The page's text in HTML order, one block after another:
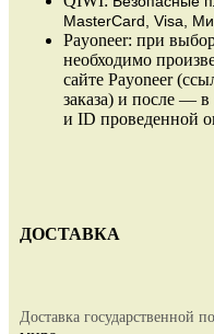
MasterCard, Visa,
Payoneer: при
необходимо
сайте Payoneer
заказа) и после — в
и ID проведенной
ДОСТАВКА
Доставка государственной